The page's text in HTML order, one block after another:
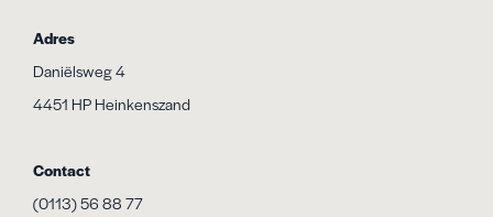
Adres
Daniëlsweg 4
4451 HP Heinkenszand
Contact
(0113) 56 88 77